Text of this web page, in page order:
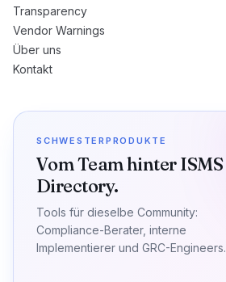
Transparency
Vendor Warnings
Über uns
Kontakt
SCHWESTERPRODUKTE
Vom Team hinter ISMS
Directory.
Tools für dieselbe Community:
Compliance-Berater, interne
Implementierer und GRC-Engineers.